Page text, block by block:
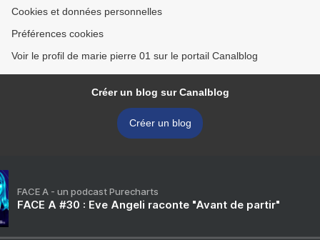
Cookies et données personnelles
Préférences cookies
Voir le profil de marie pierre 01 sur le portail Canalblog
Créer un blog sur Canalblog
Créer un blog
FACE A - un podcast Purecharts
FACE A #30 : Eve Angeli raconte "Avant de partir"